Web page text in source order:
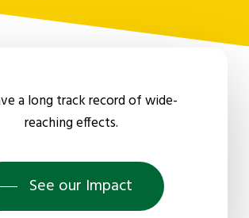
a long track record of wide-
reaching effects.
See our Impact